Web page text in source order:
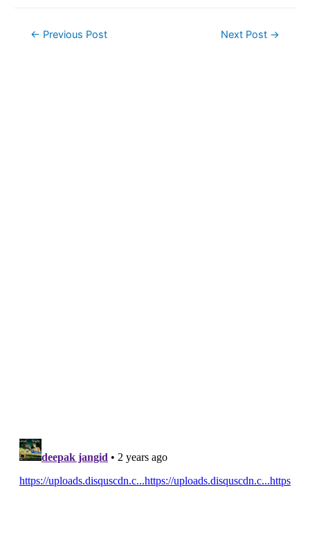
Post← Previous Post Next Post →